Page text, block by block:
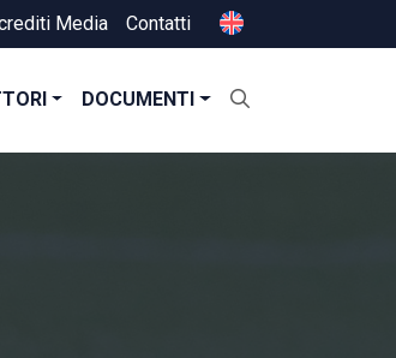
Media Contatti
DOCUMENTI